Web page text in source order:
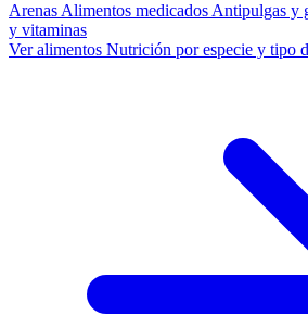
Arenas Alimentos medicados Antipulgas y
y vitaminas
Ver alimentos Nutrición por especie y tipo